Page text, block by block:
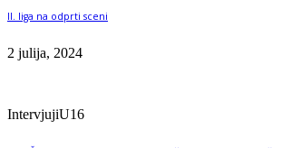
II. liga na odprti sceni
2 julija, 2024
IntervjujiU16